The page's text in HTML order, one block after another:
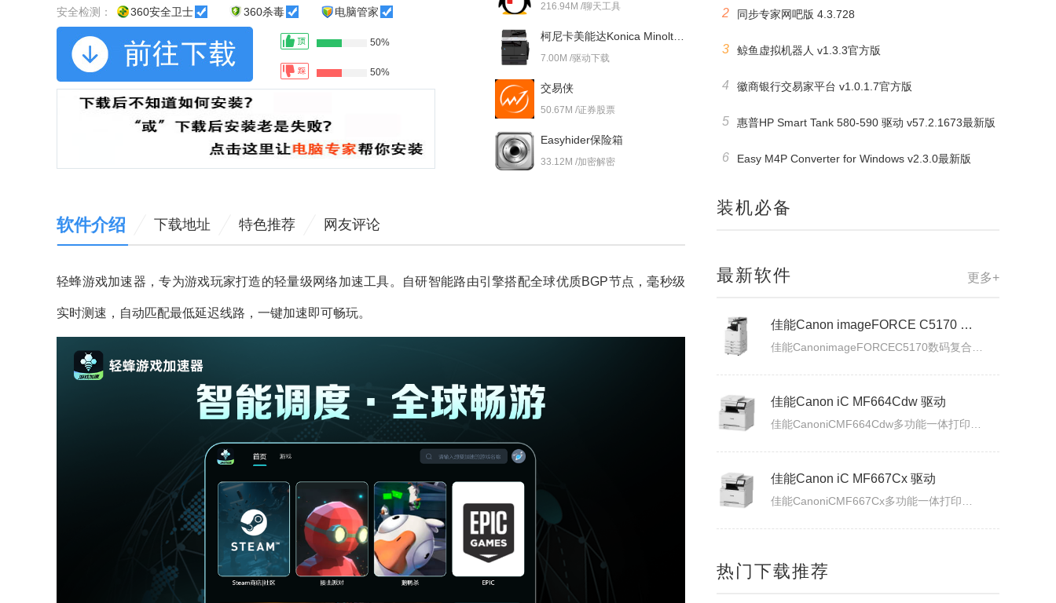
安全检测： 360安全卫士 360杀毒 电脑管家
50%
50%
216.94M /聊天工具
7.00M /驱动下载
交易侠
50.67M /证券股票
Easyhider保险箱
33.12M /加密解密
软件介绍 下载地址 特色推荐 网友评论
轻蜂游戏加速器，专为游戏玩家打造的轻量级网络加速工具。自研智能路由引擎搭配全球优质BGP节点，毫秒级
实时测速，自动匹配最低延迟线路，一键加速即可畅玩。
2 同步专家网吧版 4.3.728
3 鲸鱼虚拟机器人 v1.3.3官方版
4 徽商银行交易家平台 v1.0.1.7官方版
5 惠普HP Smart Tank 580-590 驱动 v57.2.1673最新版
6 Easy M4P Converter for Windows v2.3.0最新版
装机必备
更多+
最新软件
佳能Canon imageFORCE C5150 驱动
佳能Canon iC MF664Cdw 驱动
热门下载推荐